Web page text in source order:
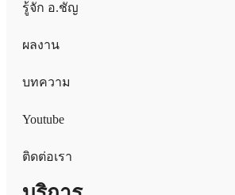
รู้จัก อ.ชัญ
ผลงาน
บทความ
Youtube
ติดต่อเรา